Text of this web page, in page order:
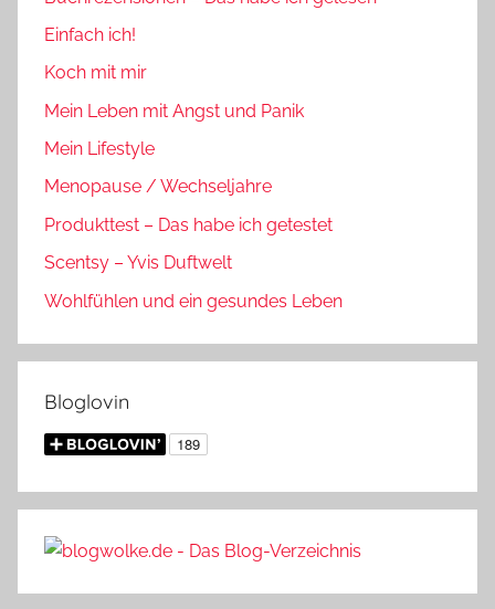
Einfach ich!
Koch mit mir
Mein Leben mit Angst und Panik
Mein Lifestyle
Menopause / Wechseljahre
Produkttest – Das habe ich getestet
Scentsy – Yvis Duftwelt
Wohlfühlen und ein gesundes Leben
Bloglovin